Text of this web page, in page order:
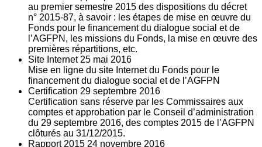
au premier semestre 2015 des dispositions du décret
n° 2015-87, à savoir : les étapes de mise en œuvre du
Fonds pour le financement du dialogue social et de
l’AGFPN, les missions du Fonds, la mise en œuvre des
premières répartitions, etc.
Site Internet 25 mai 2016
Mise en ligne du site Internet du Fonds pour le
financement du dialogue social et de l’AGFPN
Certification 29 septembre 2016
Certification sans réserve par les Commissaires aux
comptes et approbation par le Conseil d’administration
du 29 septembre 2016, des comptes 2015 de l’AGFPN
clôturés au 31/12/2015.
Rapport 2015 24 novembre 2016